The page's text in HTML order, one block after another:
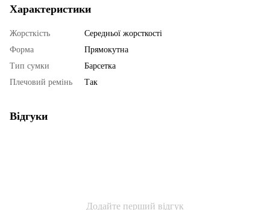
Характеристики
Жорсткість
Середньої жорсткості
Форма
Прямокутна
Тип сумки
Барсетка
Плечовий ремінь
Так
Відгуки
Додайте перший відгук